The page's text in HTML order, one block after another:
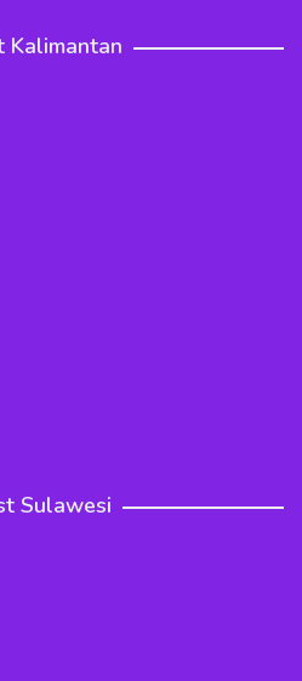
Kalimantan
Sulawesi